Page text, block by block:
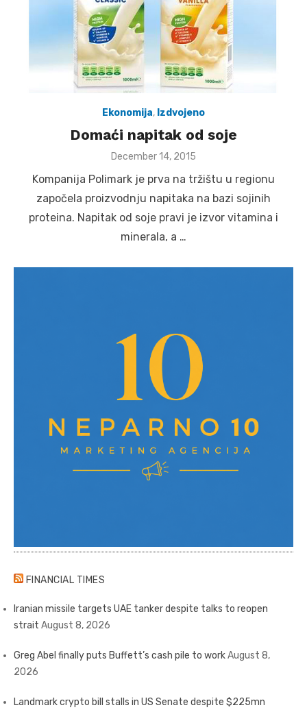
Ekonomija, Izdvojeno
Domaći napitak od soje
Posted
December 14, 2015
Kompanija Polimark je prva na tržištu u regionu
započela proizvodnju napitaka na bazi sojinih
proteina. Napitak od soje pravi je izvor vitamina i
minerala, a …
FINANCIAL TIMES
Iranian missile targets UAE tanker despite talks to reopen
strait August 8, 2026
Greg Abel finally puts Buffett’s cash pile to workAugust 8,
2026
Landmark crypto bill stalls in US Senate despite $225mn